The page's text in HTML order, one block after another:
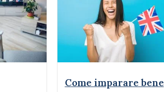
Come imparare bene